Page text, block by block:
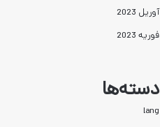
آوریل 2023
فوریه 2023
دسته‌ها
lang